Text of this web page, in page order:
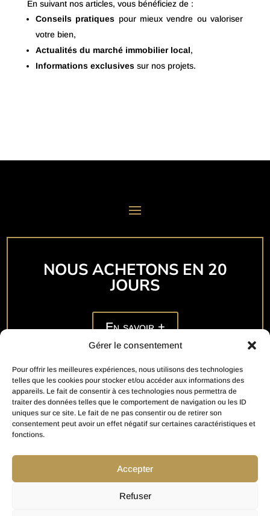
Gérer le consentement
Pour offrir les meilleures expériences, nous utilisons des technologies
telles que les cookies pour stocker et/ou accéder aux informations des
appareils. Le fait de consentir à ces technologies nous permettra de
traiter des données telles que le comportement de navigation ou les ID
uniques sur ce site. Le fait de ne pas consentir ou de retirer son
consentement peut avoir un effet négatif sur certaines caractéristiques et
fonctions.
Accepter
Refuser
immobilier.
En suivant nos articles, vous bénéficiez de :
Conseils pratiques
votre bien,
Actualités du marché immobilier local,
NOUS ACHETONS EN 20
JOURS
En savoir +